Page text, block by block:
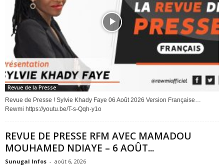
Revue de la Presse
Revue de Presse ! Sylvie Khady Faye 06 Août 2026 Version Française…
Rewmi https://youtu.be/T-s-Qqh-y1o
REVUE DE PRESSE RFM AVEC MAMADOU
MOUHAMED NDIAYE – 6 AOÛT...
Sunugal Infos - août 6, 2026